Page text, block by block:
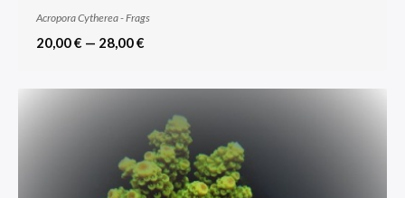
Acropora Cytherea - Frags
20,00 € — 28,00 €